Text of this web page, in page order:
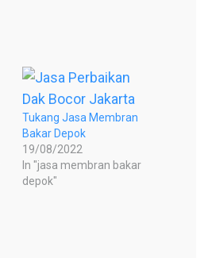
Tukang Jasa Membran
Bakar Depok
19/08/2022
In "jasa membran bakar
depok"